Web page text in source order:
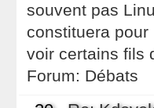
souvent pas
constituera
voir certains fils
Forum: Débats